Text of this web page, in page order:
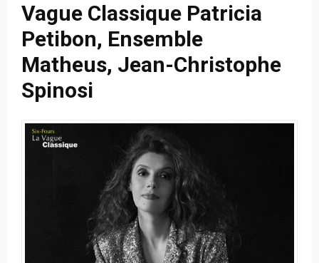
Vague Classique Patricia
Petibon, Ensemble
Matheus, Jean-Christophe
Spinosi